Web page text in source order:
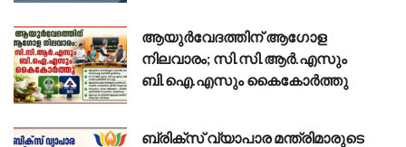
ആയുർവേദത്തിന് ആഗോള
നിലവാരം; സി.സി.ആർ.എസും
ബി.ഐ.എസും കൈകോർത്തു
ബ്രിക്സ് വ്യാപാര മന്ത്രിമാരുടെ